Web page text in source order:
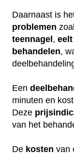
Daarnaast is
problemen
teennagel , eelt
behandelen,
Een
minuten en
Deze
van het
De kosten van